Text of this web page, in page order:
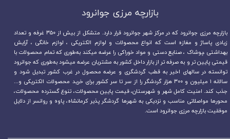
بازارچه مرزی جوانرود​​​​​​​
بازارچه مرزی جوانرود که در مرکز شهر جوانرود قرار دارد. متشکل از بیش از ۳۵۰ غرفه و تعداد
زیادی پاساژ و مغازه است که انواع محصولات و لوازم الکتریکی ، لوازم خانگی ، آرایش
بهداشتی ،پوشاک ، صنایع دستی و مواد خوراکی را عرضه میکند به‌طوری که تمام محصولات با
قیمتی پایین تر و به صرفه تر از بازار داخل کشور به مشتریان عرضه میشود به‌طوری که جوانرود
توانسته در سالهای اخیر به قطب گردشگری و عرضه محصول در غرب کشور تبدیل شود و
سالانه ۱ میلیون و ۳۰۰ هزار گردشگر را از سر تا سر کشور برای خرید محصولات الکتریکی و...
جذب کند. امنیت کامل شهر و شهرستان، قیمت پایین محصولات، تنوع گسترده محصولات،
محورها مواصلاتی مناسب و نزدیکی به شهرها گردشگر پذیر کرمانشاه، پاوه و روانسر از دلایل
موفقیت بازارچه مرزی جوانرود است.